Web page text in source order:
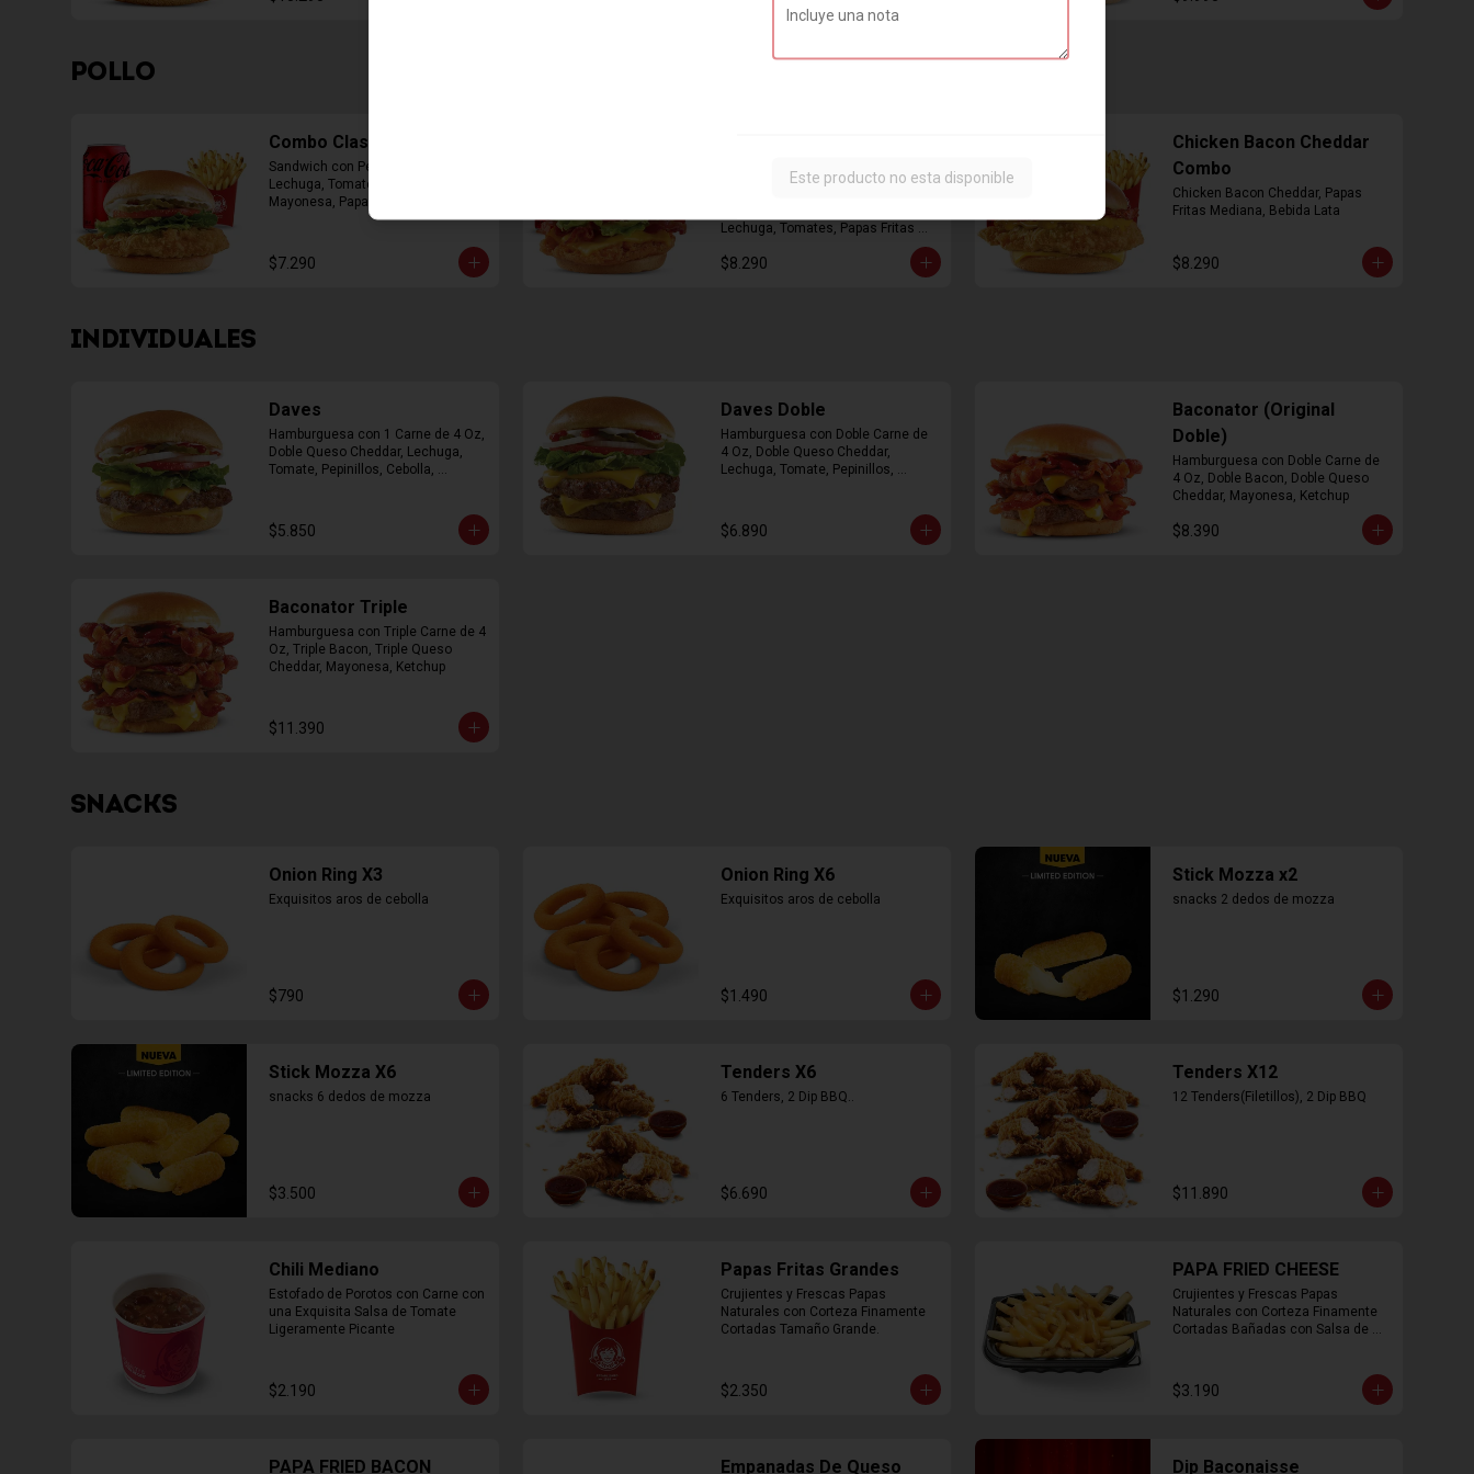
POLLO
Combo Classic Chicken
Sandwich con Pechuga Apanada,
Lechuga, Tomate, Pepinillos y
Mayonesa, Papas Fritas Mediana,
$7.290
Lechuga, Tomates, Papas Fritas
$8.290
Chicken Bacon Cheddar
Combo
Chicken Bacon Cheddar, Papas
Fritas Mediana, Bebida Lata
$8.290
INDIVIDUALES
Daves
Hamburguesa con 1 Carne de 4 Oz,
Doble Queso Cheddar, Lechuga,
Tomate, Pepinillos, Cebolla,
$5.850
Daves Doble
Hamburguesa con Doble Carne de
4 Oz, Doble Queso Cheddar,
Lechuga, Tomate, Pepinillos,
$6.890
Baconator (Original
Doble)
Hamburguesa con Doble Carne de
4 Oz, Doble Bacon, Doble Queso
Cheddar, Mayonesa, Ketchup
$8.390
Baconator Triple
Hamburguesa con Triple Carne de 4
Oz, Triple Bacon, Triple Queso
Cheddar, Mayonesa, Ketchup
$11.390
SNACKS
Onion Ring X3
Exquisitos aros de cebolla
$790
Onion Ring X6
Exquisitos aros de cebolla
$1.490
Stick Mozza x2
snacks 2 dedos de mozza
$1.290
Stick Mozza X6
snacks 6 dedos de mozza
$3.500
Tenders X6
6 Tenders, 2 Dip BBQ..
$6.690
Tenders X12
12 Tenders(Filetillos), 2 Dip BBQ
$11.890
Chili Mediano
Estofado de Porotos con Carne con
una Exquisita Salsa de Tomate
Ligeramente Picante
$2.190
Papas Fritas Grandes
Crujientes y Frescas Papas
Naturales con Corteza Finamente
Cortadas Tamaño Grande.
$2.350
PAPA FRIED CHEESE
Crujientes y Frescas Papas
Naturales con Corteza Finamente
Cortadas Bañadas con Salsa de
$3.190
PAPA FRIED BACON Empanadas De Queso Dip Baconaisse
Este producto no esta disponible